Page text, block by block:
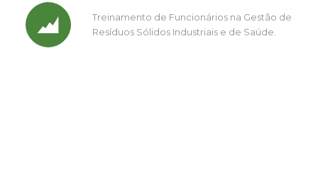
Treinamento de Funcionários na Gestão de
Resíduos Sólidos Industriais e de Saúde.